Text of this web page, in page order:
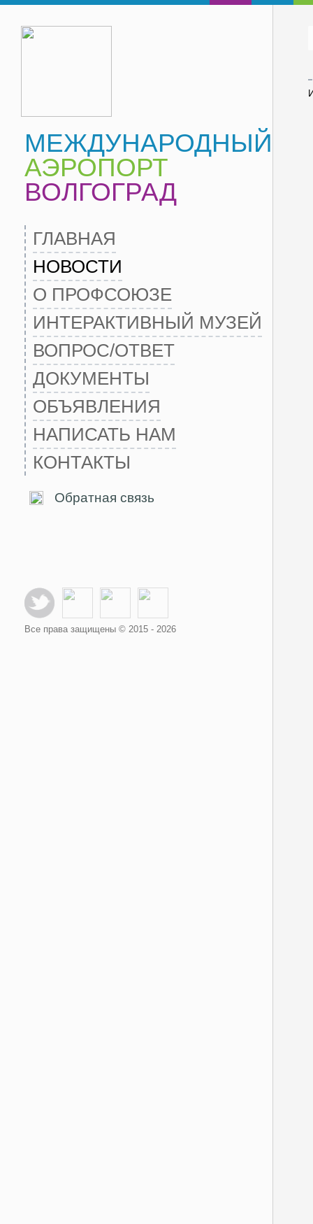
МЕЖДУНАРОДНЫЙ
АЭРОПОРТ
ВОЛГОГРАД
ГЛАВНАЯ
НОВОСТИ
О ПРОФСОЮЗЕ
ИНТЕРАКТИВНЫЙ МУЗЕЙ
ВОПРОС/ОТВЕТ
ДОКУМЕНТЫ
ОБЪЯВЛЕНИЯ
НАПИСАТЬ НАМ
КОНТАКТЫ
Обратная связь
Все права защищены © 2015 - 2026